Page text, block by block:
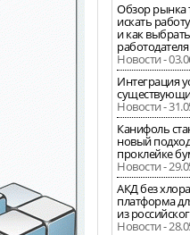
Обзор рынка
искать
и как
Новости -
Интеграция
Новости -
Канифоль
новый
проклейке
Новости -
АКД без
платформа
из
Новости -